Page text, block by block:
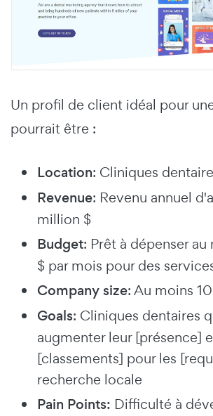
Un profil de client idéal pour
pourrait être :
Location: Cliniques
Revenue: Revenu annuel
million $
Budget: Prêt à dépenser
$ par mois pour des
Company size: Au moins
Goals: Cliniques dentaires
augmenter leur [présence]
[classements] pour les
recherche locale
Pain Points: Difficulté à